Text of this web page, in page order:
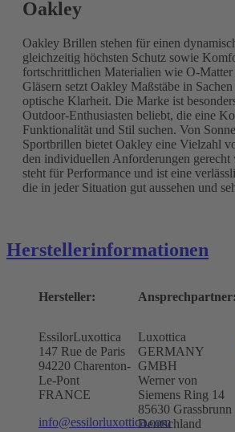
Oakley
Oakley Brillen stehen für einen
gleichzeitig höchsten Schutz sowie
fortschrittlichen Materialien wie O-
Gläsern setzt Oakley Maßstäbe in
optische Klarheit. Die Marke ist
Outdoor-Enthusiasten beliebt, die eine
Funktionalität und Stil suchen. Von
Sportbrillen bietet Oakley eine Vielzahl
den individuellen Anforderungen gerecht
steht für Performance und ist eine
die in jeder Situation gut aussehen und
Herstellerinformationen
Hersteller:
EssilorLuxottica
147 Rue de Paris
94220 Charenton-
Le-Pont
FRANCE
info@essilorluxottica.com
Ansprechpartner:
Luxottica
GERMANY
GMBH
Werner von
Siemens Ring 14
85630 Grassbrunn
Deutschland